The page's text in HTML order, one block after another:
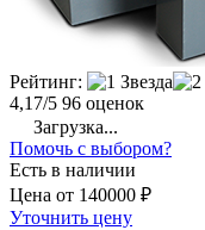
Рейтинг:
4,17/5 96 оценок
Загрузка...
Помочь с выбором?
Есть в наличии
Цена от 140000 ₽
Уточнить цену